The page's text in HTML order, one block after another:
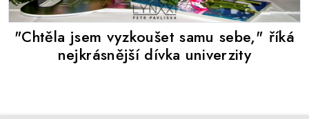
"Chtěla jsem vyzkoušet samu sebe," říká
nejkrásnější dívka univerzity